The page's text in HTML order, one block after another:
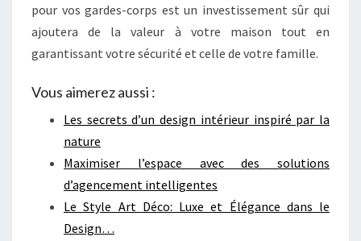
pour vos gardes-corps est un investissement sûr qui
ajoutera de la valeur à votre maison tout en
garantissant votre sécurité et celle de votre famille.
Vous aimerez aussi :
Les secrets d’un design intérieur inspiré par la
nature
Maximiser l’espace avec des solutions
d’agencement intelligentes
Le Style Art Déco: Luxe et Élégance dans le
Design…